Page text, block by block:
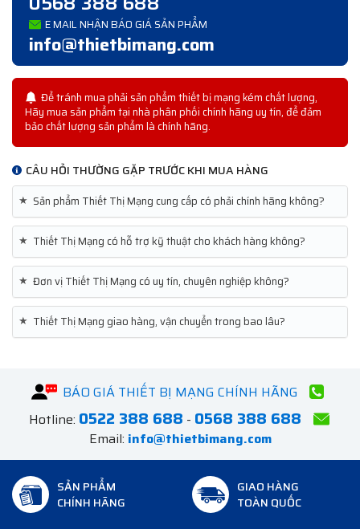
E MAIL NHẬN BÁO GIÁ SẢN PHẨM
info@thietbimang.com
Để tránh mua phải sản phẩm thiết bị mạng kém chất lượng,
Hãy mua sản phẩm tại nhà phân phối chính hãng uy tín, để đảm
bảo chất lượng sản phẩm là chính hãng.
CÂU HỎI THƯỜNG GẶP TRƯỚC KHI MUA HÀNG
★ Sản phẩm Thiết Thị Mạng cung cấp có phải chính hãng không?
★ Thiết Thị Mạng có hỗ trợ kỹ thuật cho khách hàng không?
★ Đơn vị Thiết Thị Mạng có uy tín, chuyên nghiệp không?
★ Thiết Thị Mạng giao hàng, vận chuyển trong bao lâu?
BÁO GIÁ THIẾT BỊ MẠNG CHÍNH HÃNG
Hotline: 0522 388 688 - 0568 388 688
Email: info@thietbimang.com
SẢN PHẨM
CHÍNH HÃNG
GIAO HÀNG
TOÀN QUỐC